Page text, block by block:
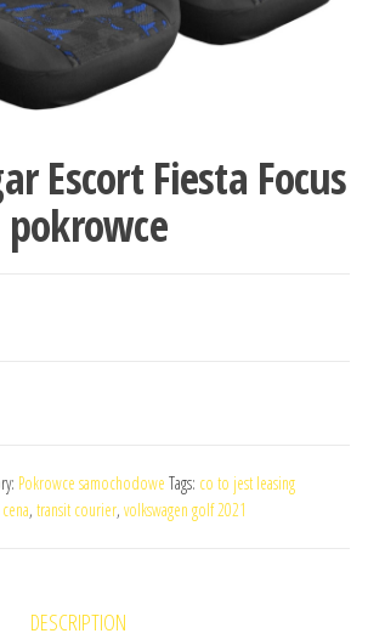
Escort Fiesta Focus
pokrowce
Pokrowce samochodowe Tags: co to jest leasing
, transit courier, volkswagen golf 2021
DESCRIPTION